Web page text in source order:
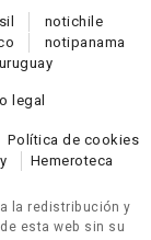
notichile
notipanama
uruguay
legal
Política de cookies
Hemeroteca
la redistribución y
esta web sin su